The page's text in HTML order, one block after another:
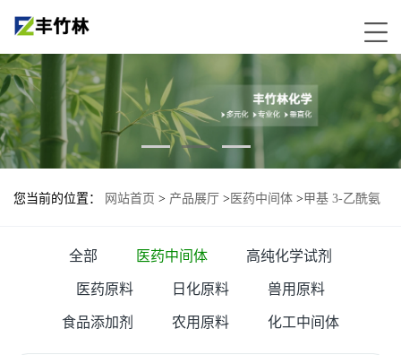
您当前的位置： 网站首页 > 产品展厅 > 医药中间体 >甲基 3-乙酰氨
全部 医药中间体 高纯化学试剂
医药原料 日化原料 兽用原料
食品添加剂 农用原料 化工中间体